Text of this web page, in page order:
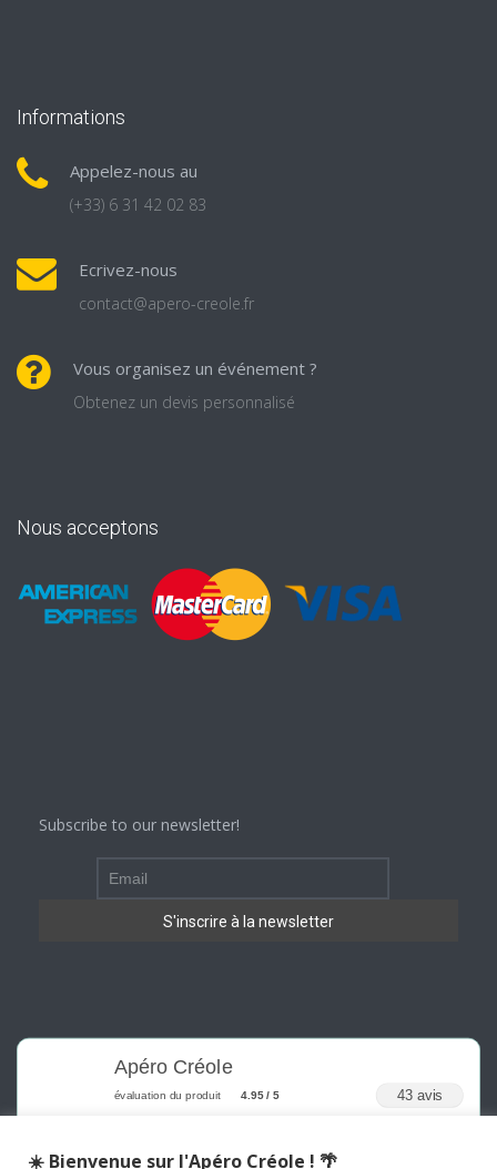
Informations
Appelez-nous au
(+33) 6 31 42 02 83
Ecrivez-nous
contact@apero-creole.fr
Vous organisez un événement ?
Obtenez un devis personnalisé
Nous acceptons
Subscribe to our newsletter!
Apéro Créole
évaluation du produit 4.95 / 5 43 avis
☀️ Bienvenue sur l'Apéro Créole ! 🌴